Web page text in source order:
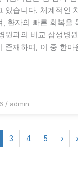
있습니다. 체계적인
, 환자의 빠른 회복을
원과의 비교 삼성병
존재하며, 이 중 한마
/ admin
3 4 5 ›